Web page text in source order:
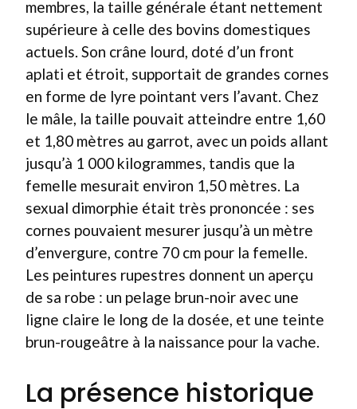
membres, la taille générale étant nettement
supérieure à celle des bovins domestiques
actuels. Son crâne lourd, doté d’un front
aplati et étroit, supportait de grandes cornes
en forme de lyre pointant vers l’avant. Chez
le mâle, la taille pouvait atteindre entre 1,60
et 1,80 mètres au garrot, avec un poids allant
jusqu’à 1 000 kilogrammes, tandis que la
femelle mesurait environ 1,50 mètres. La
sexual dimorphie était très prononcée : ses
cornes pouvaient mesurer jusqu’à un mètre
d’envergure, contre 70 cm pour la femelle.
Les peintures rupestres donnent un aperçu
de sa robe : un pelage brun-noir avec une
ligne claire le long de la dosée, et une teinte
brun-rougeâtre à la naissance pour la vache.
La présence historique